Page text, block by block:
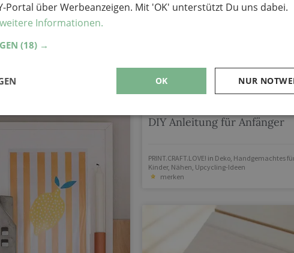
DIY Anleitung für Anfänger
PRINT.CRAFT.LOVE! in Deko Handgemachtes
Kinder, Nähen Upcycling-Ideen
merken
Portal über Werbeanzeigen. Mit 'OK' unterstützt Du uns dabei.
weitere Informationen.
(18) →
OK NUR